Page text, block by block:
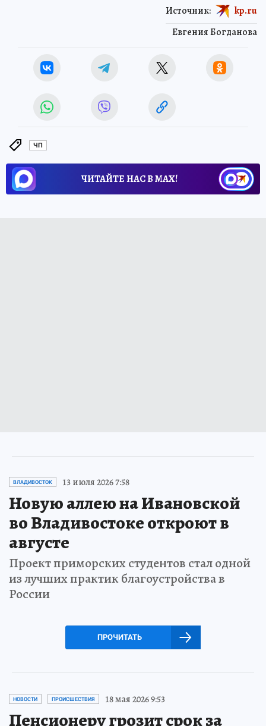
Евгения Богданова
Источник: kp.ru
ЧП
ЧИТАЙТЕ НАС В МАХ!
ВЛАДИВОСТОК 13 июля 2026 7:58
Новую аллею на Ивановской
во Владивостоке откроют в
августе
Проект приморских студентов стал одной
из лучших практик благоустройства в
России
ПРОЧИТАТЬ
НОВОСТИ ПРОИСШЕСТВИЯ 18 мая 2026 9:53
Пенсионеру грозит срок за